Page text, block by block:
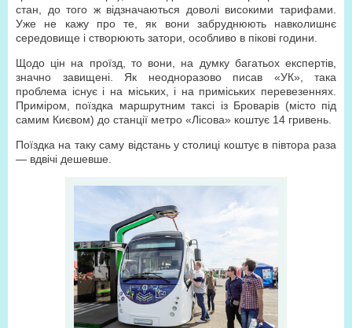
стан, до того ж відзначаються доволі високими тарифами.
Уже не кажу про те, як вони забруднюють навколишнє
середовище і створюють затори, особливо в пікові години.
Щодо цін на проїзд, то вони, на думку багатьох експертів,
значно завищені. Як неодноразово писав «УК», така
проблема існує і на міських, і на приміських перевезеннях.
Приміром, поїздка маршрутним таксі із Броварів (місто під
самим Києвом) до станції метро «Лісова» коштує 14 гривень.
Поїздка на таку саму відстань у столиці коштує в півтора раза
— вдвічі дешевше.